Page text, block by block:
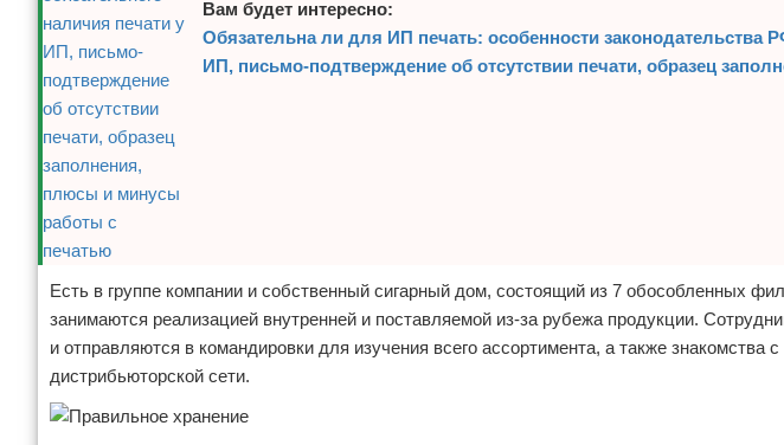
Вам будет интересно:
Обязательна ли для ИП печать: особенности законодательства
ИП, письмо-подтверждение об отсутствии печати, образец
Есть в группе компании и собственный сигарный дом, состоящий из 7 обособленных
занимаются реализацией внутренней и поставляемой из-за рубежа продукции.
и отправляются в командировки для изучения всего ассортимента, а также
дистрибьюторской сети.